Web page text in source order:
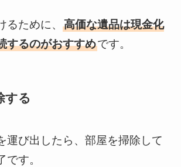
るために、 高価な遺品は現金化
するのがおすすめです。
する
運び出したら、部屋を掃除して
です。